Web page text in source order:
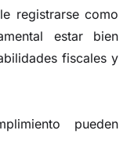
registrarse como
estar bien
fiscales y
pueden